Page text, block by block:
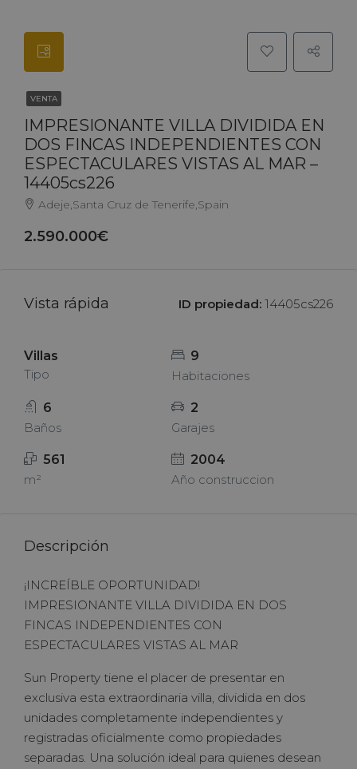
VENTA
IMPRESIONANTE VILLA DIVIDIDA EN
DOS FINCAS INDEPENDIENTES CON
ESPECTACULARES VISTAS AL MAR –
14405cs226
Adeje,Santa Cruz de Tenerife,Spain
2.590.000€
Vista rápida ID propiedad: 14405cs226
Villas
Tipo
9
Habitaciones
6
Baños
2
Garajes
561
m²
2004
Año construccion
Descripción
¡INCREÍBLE OPORTUNIDAD!
IMPRESIONANTE VILLA DIVIDIDA EN DOS
FINCAS INDEPENDIENTES CON
ESPECTACULARES VISTAS AL MAR
Sun Property tiene el placer de presentar en
exclusiva esta extraordinaria villa, dividida en dos
unidades completamente independientes y
registradas oficialmente como propiedades
separadas. Una solución ideal para quienes desean